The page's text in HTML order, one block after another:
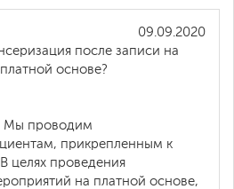
09.09.2020
после записи на
основе?
Мы проводим
прикрепленным к
целях проведения
на платной основе,